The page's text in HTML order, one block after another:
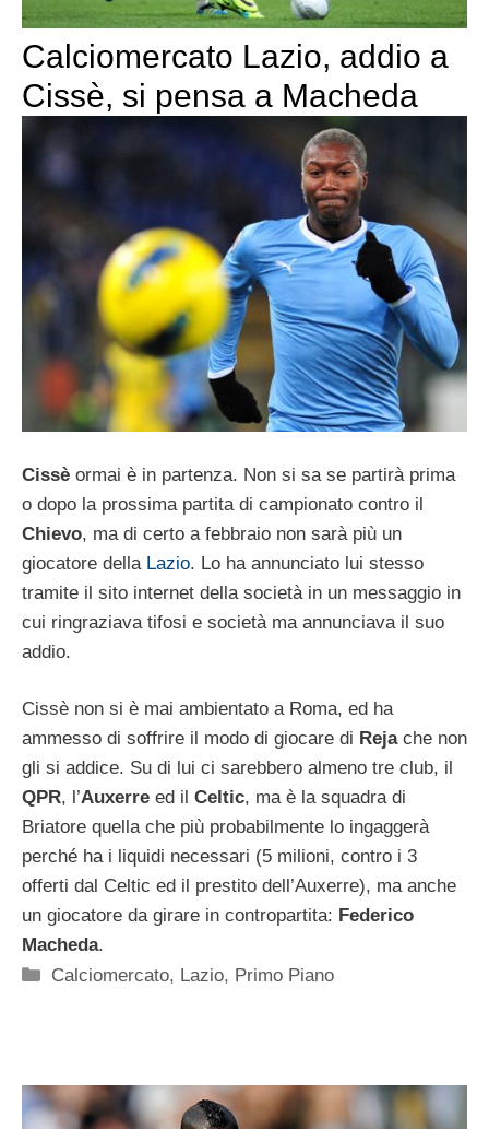
Calciomercato Lazio, addio a
Cissè, si pensa a Macheda
Cissè ormai è in partenza. Non si sa se partirà prima
o dopo la prossima partita di campionato contro il
Chievo, ma di certo a febbraio non sarà più un
giocatore della Lazio. Lo ha annunciato lui stesso
tramite il sito internet della società in un messaggio in
cui ringraziava tifosi e società ma annunciava il suo
addio.
Cissè non si è mai ambientato a Roma, ed ha
ammesso di soffrire il modo di giocare di Rejache non
gli si addice. Su di lui ci sarebbero almeno tre club, il
QPR, l’Auxerre ed il Celtic, ma è la squadra di
Briatore quella che più probabilmente lo ingaggerà
perché ha i liquidi necessari (5 milioni, contro i 3
offerti dal Celtic ed il prestito dell’Auxerre), ma anche
un giocatore da girare in contropartita: Federico
Macheda.
Categorie
Calciomercato, Lazio, Primo Piano